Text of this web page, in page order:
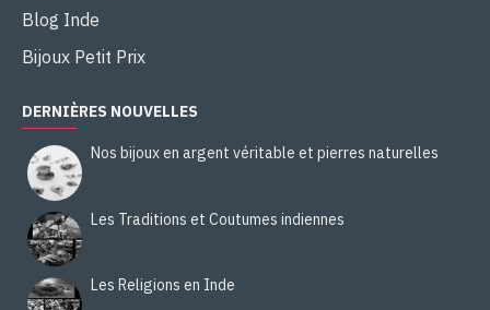
Blog Inde
Bijoux Petit Prix
DERNIÈRES NOUVELLES
Nos bijoux en argent véritable et pierres naturelles
Les Traditions et Coutumes indiennes
Les Religions en Inde